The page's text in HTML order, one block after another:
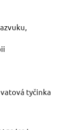
tyčinka